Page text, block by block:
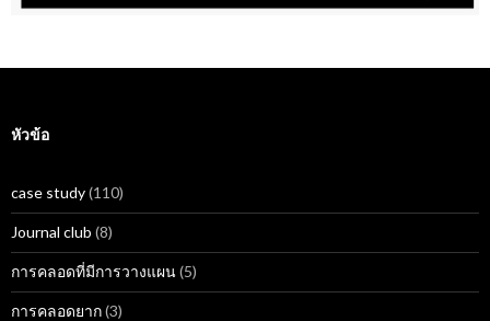
หัวข้อ
case study(110)
Journal club (8)
การคลอดที่มีการวางแผน(5)
การคลอดยาก(3)